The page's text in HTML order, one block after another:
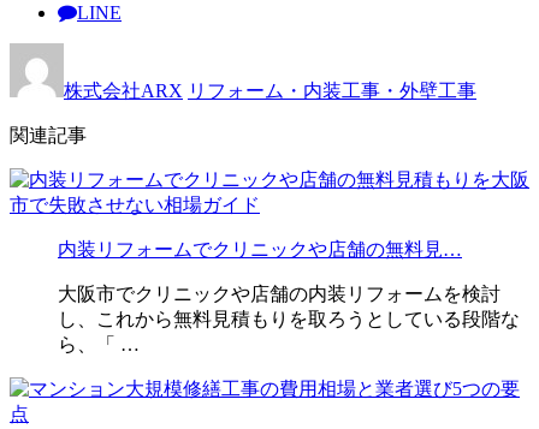
LINE
株式会社ARX リフォーム・内装工事・外壁工事
関連記事
内装リフォームでクリニックや店舗の無料見…
大阪市でクリニックや店舗の内装リフォームを検討
し、これから無料見積もりを取ろうとしている段階な
ら、「 …